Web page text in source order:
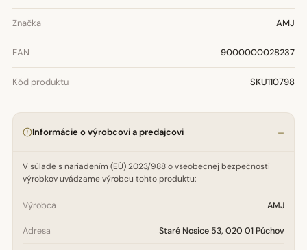
Značka AMJ
EAN 9000000028237
Kód produktu SKU110798
Informácie o výrobcovi a predajcovi
V súlade s nariadením (EÚ) 2023/988 o všeobecnej bezpečnosti
výrobkov uvádzame výrobcu tohto produktu:
Výrobca AMJ
Adresa Staré Nosice 53, 020 01 Púchov